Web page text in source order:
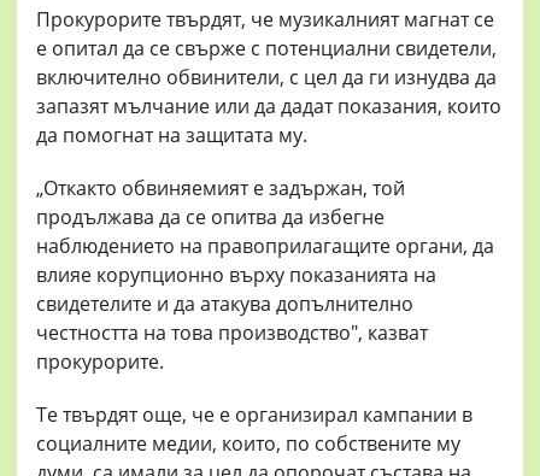
Прокурорите твърдят, че музикалният магнат се
е опитал да се свърже с потенциални свидетели,
включително обвинители, с цел да ги изнудва да
запазят мълчание или да дадат показания, които
да помогнат на защитата му.
„Откакто обвиняемият е задържан, той
продължава да се опитва да избегне
наблюдението на правоприлагащите органи, да
влияе корупционно върху показанията на
свидетелите и да атакува допълнително
честността на това производство", казват
прокурорите.
Те твърдят още, че е организирал кампании в
социалните медии, които, по собствените му